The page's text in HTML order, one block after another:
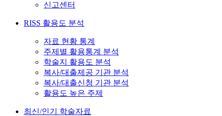
신고센터
RISS 활용도 분석
자료 현황 통계
주제별 활용통계 분석
학술지 활용도 분석
복사/대출제공 기관 분석
복사/대출신청 기관 분석
활용도 높은 주제
최신/인기 학술자료